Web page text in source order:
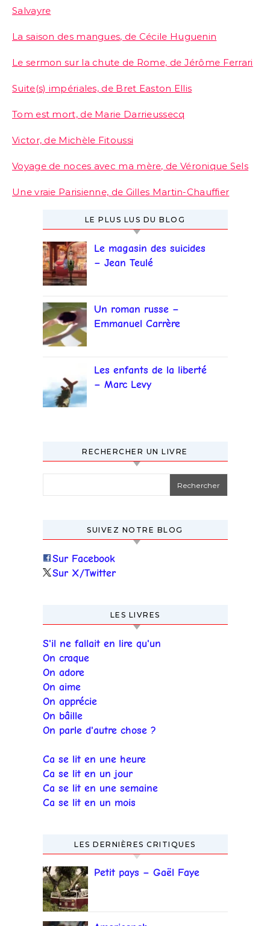
Salvayre
La saison des mangues, de Cécile Huguenin
Le sermon sur la chute de Rome, de Jérôme Ferrari
Suite(s) impériales, de Bret Easton Ellis
Tom est mort, de Marie Darrieussecq
Victor, de Michèle Fitoussi
Voyage de noces avec ma mère, de Véronique Sels
Une vraie Parisienne, de Gilles Martin-Chauffier
LE PLUS LUS DU BLOG
Le magasin des suicides
– Jean Teulé
Un roman russe –
Emmanuel Carrère
Les enfants de la liberté
– Marc Levy
RECHERCHER UN LIVRE
SUIVEZ NOTRE BLOG
Sur Facebook
Sur X/Twitter
LES LIVRES
S'il ne fallait en lire qu'un
On craque
On adore
On aime
On apprécie
On bâille
On parle d'autre chose ?
Ca se lit en une heure
Ca se lit en un jour
Ca se lit en une semaine
Ca se lit en un mois
LES DERNIÈRES CRITIQUES
Petit pays – Gaël Faye